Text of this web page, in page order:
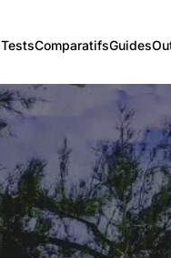
TestsComparatifsGuides